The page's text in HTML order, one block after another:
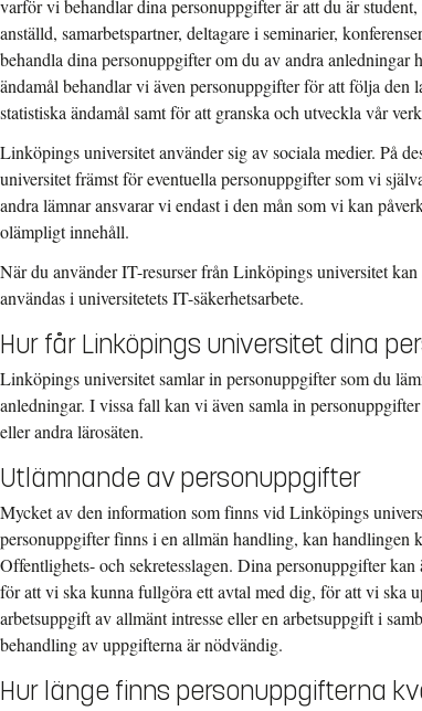
varför vi behandlar dina personuppgifter är att du är
anställd, samarbetspartner, deltagare i seminarier,
behandla dina personuppgifter om du av andra anledningar
ändamål behandlar vi även personuppgifter för att följa den
statistiska ändamål samt för att granska och utveckla vår
Linköpings universitet använder sig av sociala medier. På
universitet främst för eventuella personuppgifter som vi
andra lämnar ansvarar vi endast i den mån som vi kan
olämpligt innehåll.
När du använder IT-resurser från Linköpings universitet
användas i universitetets IT-säkerhetsarbete.
Hur får Linköpings universitet dina
Linköpings universitet samlar in personuppgifter som du
anledningar. I vissa fall kan vi även samla in
eller andra lärosäten.
Utlämnande av personuppgifter
Mycket av den information som finns vid Linköpings
personuppgifter finns i en allmän handling, kan handlingen
Offentlighets- och sekretesslagen. Dina personuppgifter
för att vi ska kunna fullgöra ett avtal med dig, för att vi ska
arbetsuppgift av allmänt intresse eller en arbetsuppgift i
behandling av uppgifterna är nödvändig.
Hur länge finns personuppgifterna